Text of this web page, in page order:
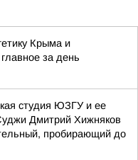
Крыма и
за день
студия ЮЗГУ и ее
Дмитрий Хижняков
пробирающий до